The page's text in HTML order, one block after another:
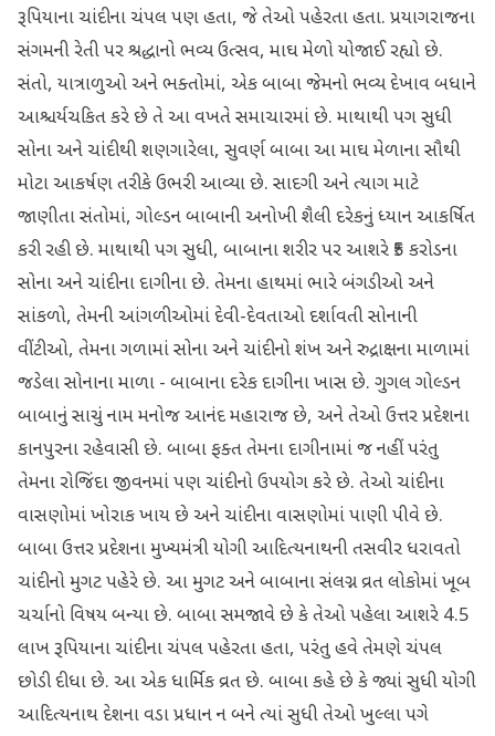
રૂપિયાના ચાંદીના ચંપલ પણ હતા, જે તેઓ પહેરતા હતા. પ્રયાગરાજના
સંગમની રેતી પર શ્રદ્ધાનો ભવ્ય ઉત્સવ, માઘ મેળો યોજાઈ રહ્યો છે.
સંતો, યાત્રાળુઓ અને ભક્તોમાં, એક બાબા જેમનો ભવ્ય દેખાવ બધાને
આશ્ચર્યચકિત કરે છે તે આ વખતે સમાચારમાં છે. માથાથી પગ સુધી
સોના અને ચાંદીથી શણગારેલા, સુવર્ણ બાબા આ માઘ મેળાના સૌથી
મોટા આકર્ષણ તરીકે ઉભરી આવ્યા છે. સાદગી અને ત્યાગ માટે
જાણીતા સંતોમાં, ગોલ્ડન બાબાની અનોખી શૈલી દરેકનું ધ્યાન આકર્ષિત
કરી રહી છે. માથાથી પગ સુધી, બાબાના શરીર પર આશરે ₹5 કરોડના
સોના અને ચાંદીના દાગીના છે. તેમના હાથમાં ભારે બંગડીઓ અને
સાંકળો, તેમની આંગળીઓમાં દેવી-દેવતાઓ દર્શાવતી સોનાની
વીંટીઓ, તેમના ગળામાં સોના અને ચાંદીનો શંખ અને રુદ્રાક્ષના માળામાં
જડેલા સોનાના માળા - બાબાના દરેક દાગીના ખાસ છે. ગુગલ ગોલ્ડન
બાબાનું સાચું નામ મનોજ આનંદ મહારાજ છે, અને તેઓ ઉત્તર પ્રદેશના
કાનપુરના રહેવાસી છે. બાબા ફક્ત તેમના દાગીનામાં જ નહીં પરંતુ
તેમના રોજિંદા જીવનમાં પણ ચાંદીનો ઉપયોગ કરે છે. તેઓ ચાંદીના
વાસણોમાં ખોરાક ખાય છે અને ચાંદીના વાસણોમાં પાણી પીવે છે.
બાબા ઉત્તર પ્રદેશના મુખ્યમંત્રી યોગી આદિત્યનાથની તસવીર ધરાવતો
ચાંદીનો મુગટ પહેરે છે. આ મુગટ અને બાબાના સંલગ્ન વ્રત લોકોમાં ખૂબ
ચર્ચાનો વિષય બન્યા છે. બાબા સમજાવે છે કે તેઓ પહેલા આશરે 4.5
લાખ રૂપિયાના ચાંદીના ચંપલ પહેરતા હતા, પરંતુ હવે તેમણે ચંપલ
છોડી દીધા છે. આ એક ધાર્મિક વ્રત છે. બાબા કહે છે કે જ્યાં સુધી યોગી
આદિત્યનાથ દેશના વડા પ્રધાન ન બને ત્યાં સુધી તેઓ ખુલ્લા પગે